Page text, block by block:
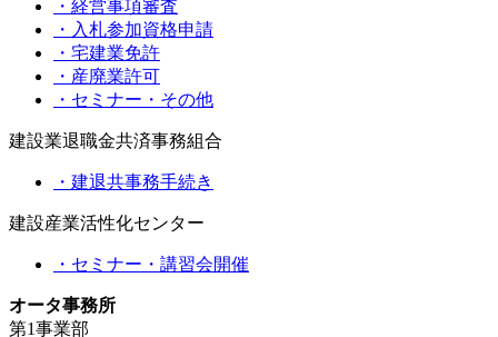
・経営事項審査
・入札参加資格申請
・宅建業免許
・産廃業許可
・セミナー・その他
建設業退職金共済事務組合
・建退共事務手続き
建設産業活性化センター
・セミナー・講習会開催
オータ事務所
第1事業部